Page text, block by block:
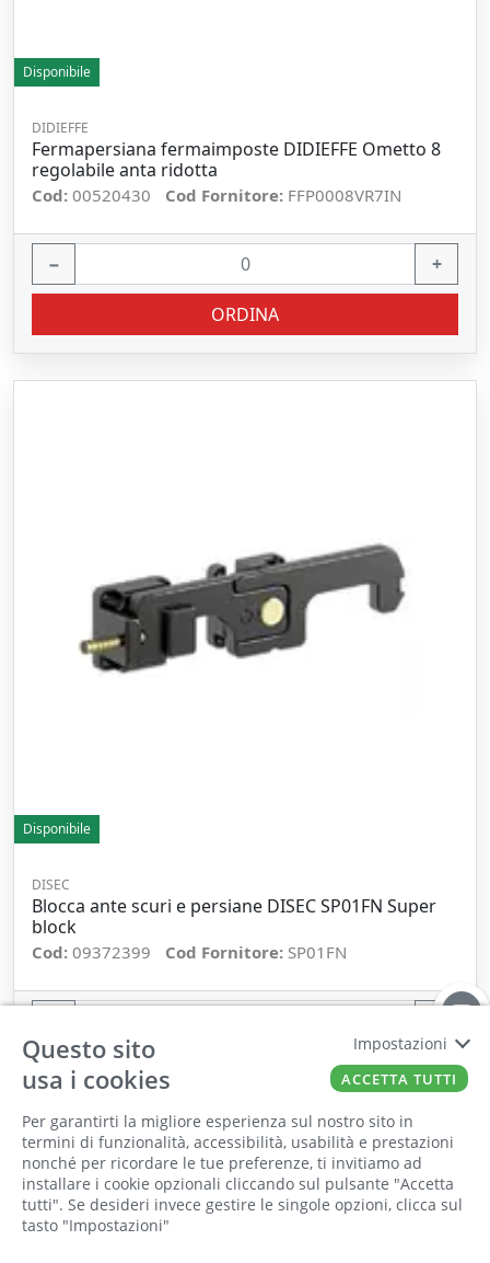
Il punto vendita, gli uffici e il magazzino
saranno chiusi per ferie dall'8 al 25 Agosto
2026 compresi.
Disponibile
DIDIEFFE
Fermapersiana fermaimposte DIDIEFFE Ometto 8
regolabile anta ridotta
Cod: 00520430 Cod Fornitore: FFP0008VR7IN
− +
ORDINA
Disponibile
DISEC
Blocca ante scuri e persiane DISEC SP01FN Super
block
Cod: 09372399 Cod Fornitore: SP01FN
Questo sito
usa i cookies
Per garantirti la migliore esperienza sul nostro sito in
termini di funzionalità, accessibilità, usabilità e prestazioni
nonché per ricordare le tue preferenze, ti invitiamo ad
installare i cookie opzionali cliccando sul pulsante "Accetta
tutti". Se desideri invece gestire le singole opzioni, clicca sul
tasto "Impostazioni"
Impostazioni
ACCETTA TUTTI